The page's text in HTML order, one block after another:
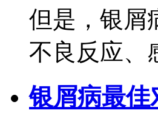
但是，银屑
不良反应、
银屑病最佳